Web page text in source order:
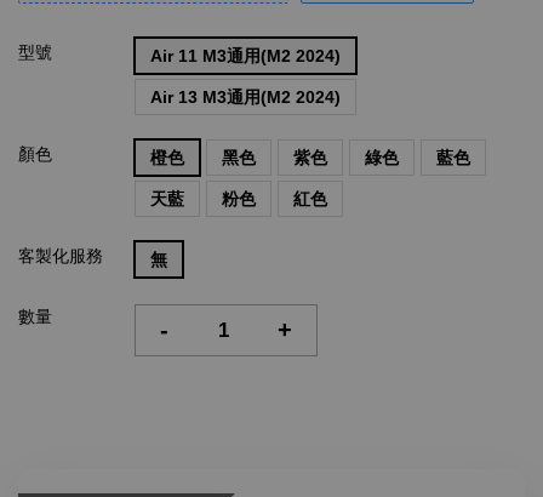
型號 Air 11 M3通用(M2 2024)
Air 13 M3通用(M2 2024)
顏色 橙色 黑色 紫色 綠色 藍色
天藍 粉色 紅色
客製化服務 無
數量 - +